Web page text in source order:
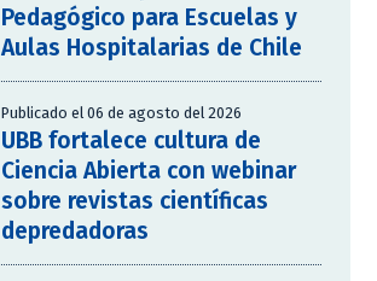
Pedagógico para Escuelas y
Aulas Hospitalarias de Chile
Publicado el 06 de agosto del 2026
UBB fortalece cultura de
Ciencia Abierta con webinar
sobre revistas científicas
depredadoras